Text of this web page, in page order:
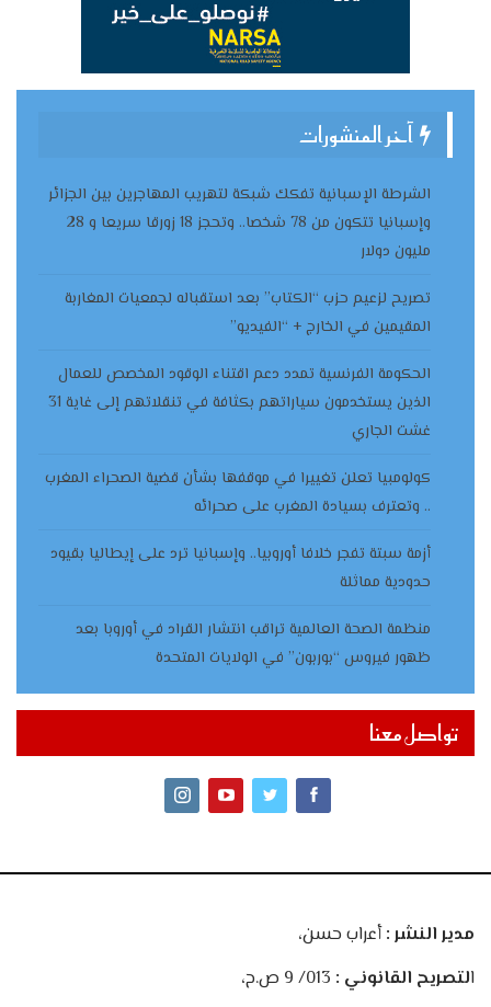
آخر المنشورات
الشرطة الإسبانية تفكك شبكة لتهريب المهاجرين بين الجزائر
وإسبانيا تتكون من 78 شخصا.. وتحجز 18 زورقا سريعا و 28
مليون دولار
تصريح لزعيم حزب “الكتاب” بعد استقباله لجمعيات المغاربة
المقيمين في الخارج + “الفيديو”
الحكومة الفرنسية تمدد دعم اقتناء الوقود المخصص للعمال
الذين يستخدمون سياراتهم بكثافة في تنقلاتهم إلى غاية 31
غشت الجاري
كولومبيا تعلن تغييرا في موقفها بشأن قضية الصحراء المغرب
.. وتعترف بسيادة المغرب على صحرائه
أزمة سبتة تفجر خلافا أوروبيا.. وإسبانيا ترد على إيطاليا بقيود
حدودية مماثلة
منظمة الصحة العالمية تراقب انتشار القراد في أوروبا بعد
ظهور فيروس “بوربون” في الولايات المتحدة
تواصل معنا
مدير النشر :أعراب حسن،
التصريح القانوني :